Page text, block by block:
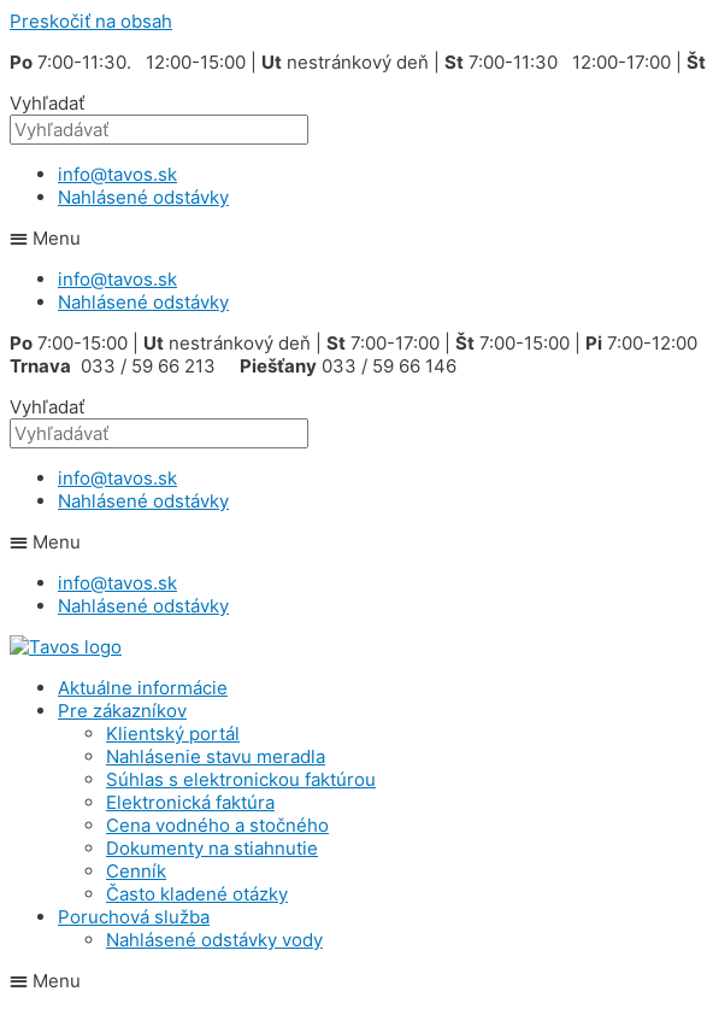
Preskočiť na obsah
Po 7:00-11:30. 12:00-15:00 | Ut nestránkový deň | St 7:00-11:30 12:00-17:00 | Št
Vyhľadať
info@tavos.sk
Nahlásené odstávky
Menu
info@tavos.sk
Nahlásené odstávky
Po 7:00-15:00 | Ut nestránkový deň | St 7:00-17:00 | Št 7:00-15:00 | Pi 7:00-12:00
Trnava 033 / 59 66 213 Piešťany 033 / 59 66 146
Vyhľadať
info@tavos.sk
Nahlásené odstávky
Menu
info@tavos.sk
Nahlásené odstávky
Aktuálne informácie
Pre zákazníkov
Klientský portál
Nahlásenie stavu meradla
Súhlas s elektronickou faktúrou
Elektronická faktúra
Cena vodného a stočného
Dokumenty na stiahnutie
Cenník
Často kladené otázky
Poruchová služba
Nahlásené odstávky vody
Menu